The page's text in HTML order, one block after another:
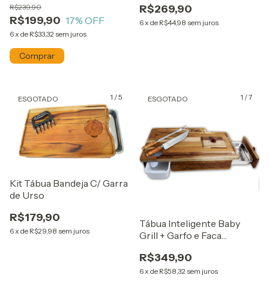
R$199,90
R$239,90
17% OFF
6x de R$33,32 sem juros
R$269,90
6 x de R$44,98 sem juros
1 /5
ESGOTADO
Kit Tábua Bandeja C/ Garra
de Urso
R$179,90
6x de R$29,98 sem juros
1 /7
ESGOTADO
Tábua Inteligente Baby
Grill + Garfo e Faca
R$349,90
6x de R$58,32 sem juros